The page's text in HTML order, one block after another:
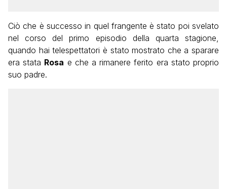
Ciò che è successo in quel frangente è stato poi svelato
nel corso del primo episodio della quarta stagione,
quando hai telespettatori è stato mostrato che a sparare
era stata Rosa e che a rimanere ferito era stato proprio
suo padre.